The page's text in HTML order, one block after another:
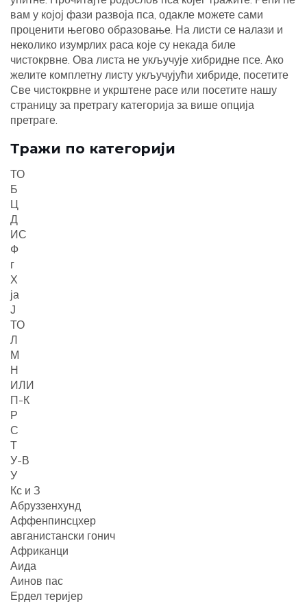
вам у којој фази развоја пса, одакле можете сами
проценити његово образовање. На листи се налази и
неколико изумрлих раса које су некада биле
чистокрвне. Ова листа не укључује хибридне псе. Ако
желите комплетну листу укључујући хибриде, посетите
Све чистокрвне и укрштене расе или посетите нашу
страницу за претрагу категорија за више опција
претраге.
Тражи по категорији
ТО
Б
Ц
Д
ИС
Ф
г
Х
ја
Ј
ТО
Л
М
Н
ИЛИ
П-К
Р
С
Т
У-В
У
Кс и З
Абруззенхунд
Аффенпинсцхер
авганистански гонич
Африканци
Аида
Аинов пас
Ердел теријер